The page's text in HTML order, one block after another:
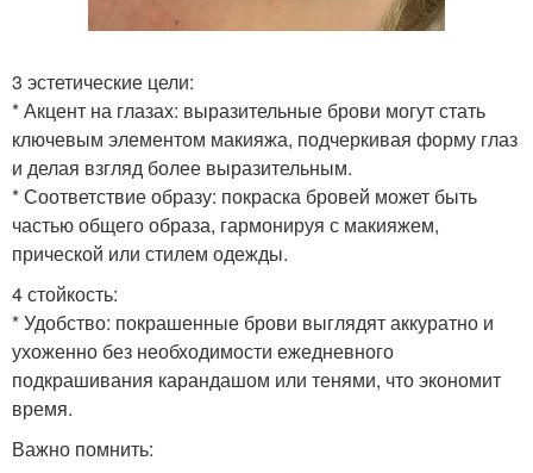
3 эстетические цели:
* Акцент на глазах: выразительные брови могут стать
ключевым элементом макияжа, подчеркивая форму глаз
и делая взгляд более выразительным.
* Соответствие образу: покраска бровей может быть
частью общего образа, гармонируя с макияжем,
прической или стилем одежды.
4 стойкость:
* Удобство: покрашенные брови выглядят аккуратно и
ухоженно без необходимости ежедневного
подкрашивания карандашом или тенями, что экономит
время.
Важно помнить: